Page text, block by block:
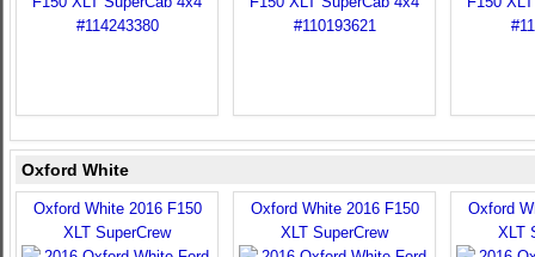
Oxford White
Oxford White 2016 F150
XLT SuperCrew
Oxford White 2016 F150
XLT SuperCrew
Oxford
XLT